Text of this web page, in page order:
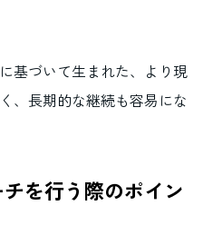
基づいて生まれた、より現
、長期的な継続も容易にな
を行う際のポイン